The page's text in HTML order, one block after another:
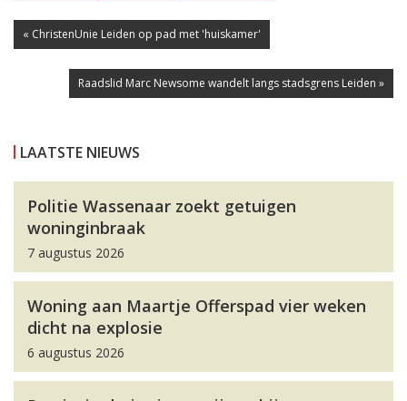
« ChristenUnie Leiden op pad met 'huiskamer'
Raadslid Marc Newsome wandelt langs stadsgrens Leiden »
LAATSTE NIEUWS
Politie Wassenaar zoekt getuigen
woninginbraak
7 augustus 2026
Woning aan Maartje Offerspad vier weken
dicht na explosie
6 augustus 2026